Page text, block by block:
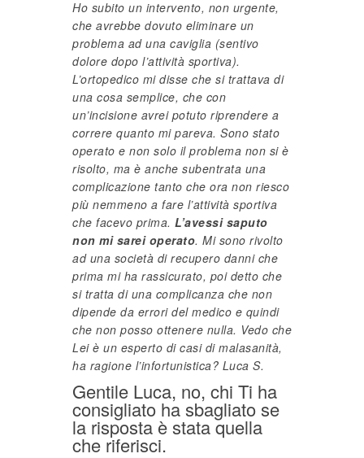
Ho subito un intervento, non urgente,
che avrebbe dovuto eliminare un
problema ad una caviglia (sentivo
dolore dopo l’attività sportiva).
L’ortopedico mi disse che si trattava di
una cosa semplice, che con
un’incisione avrei potuto riprendere a
correre quanto mi pareva. Sono stato
operato e non solo il problema non si è
risolto, ma è anche subentrata una
complicazione tanto che ora non riesco
più nemmeno a fare l’attività sportiva
che facevo prima. L’avessi saputo
non mi sarei operato. Mi sono rivolto
ad una società di recupero danni che
prima mi ha rassicurato, poi detto che
si tratta di una complicanza che non
dipende da errori del medico e quindi
che non posso ottenere nulla. Vedo che
Lei è un esperto di casi di malasanità,
ha ragione l’infortunistica? Luca S.
Gentile Luca, no, chi Ti ha
consigliato ha sbagliato se
la risposta è stata quella
che riferisci.